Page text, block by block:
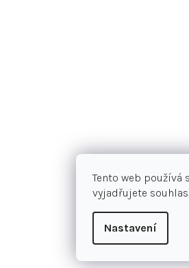
Tento web
vyjadřujete
Nastavení